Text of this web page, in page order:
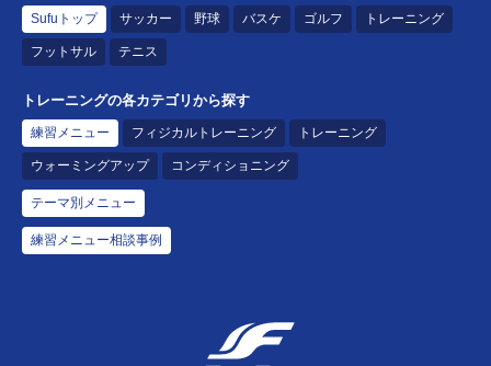
Sufuトップ サッカー 野球 バスケ ゴルフ トレーニング
フットサル テニス
トレーニングの各カテゴリから探す
練習メニュー フィジカルトレーニング トレーニング
ウォーミングアップ コンディショニング
テーマ別メニュー
練習メニュー相談事例